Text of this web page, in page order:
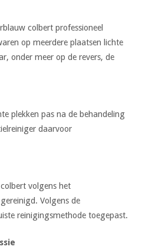
colbert professioneel
op meerdere plaatsen lichte
onder meer op de revers, de
plekken pas na de behandeling
daarvoor
volgens het
Volgens de
reinigingsmethode toegepast.